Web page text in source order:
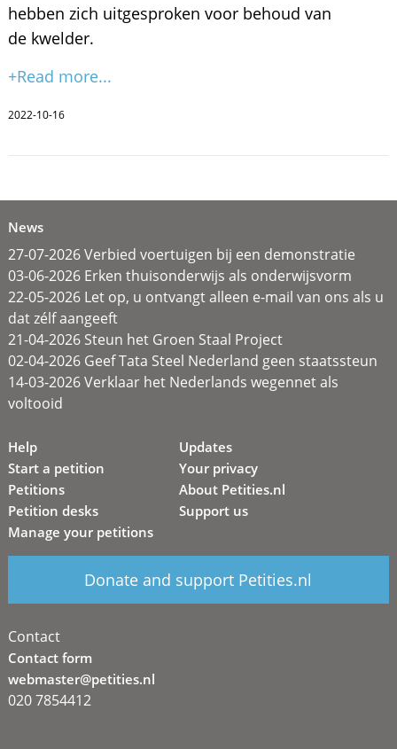
hebben zich uitgesproken voor behoud van
de kwelder.
+Read more...
2022-10-16
News
27-07-2026 Verbied voertuigen bij een demonstratie
03-06-2026 Erken thuisonderwijs als onderwijsvorm
22-05-2026 Let op, u ontvangt alleen e-mail van ons als u
dat zélf aangeeft
21-04-2026 Steun het Groen Staal Project
02-04-2026 Geef Tata Steel Nederland geen staatssteun
14-03-2026 Verklaar het Nederlands wegennet als
voltooid
Help
Start a petition
Petitions
Petition desks
Manage your petitions
Updates
Your privacy
About Petities.nl
Support us
Donate and support Petities.nl
Contact
Contact form
webmaster@petities.nl
020 7854412